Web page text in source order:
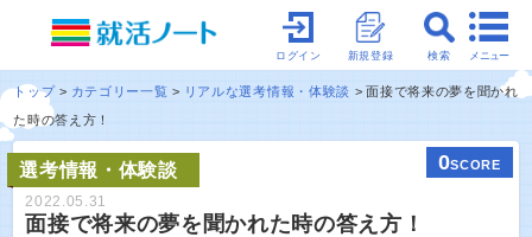
メニュー
検索
新規登録
ログイン
トップ カテゴリー一覧 リアルな選考情報・体験談
面接で将来の夢を聞かれ
た時の答え方！
選考情報・体験談 0SCORE
2022.05.31
面接で将来の夢を聞かれた時の答え方！